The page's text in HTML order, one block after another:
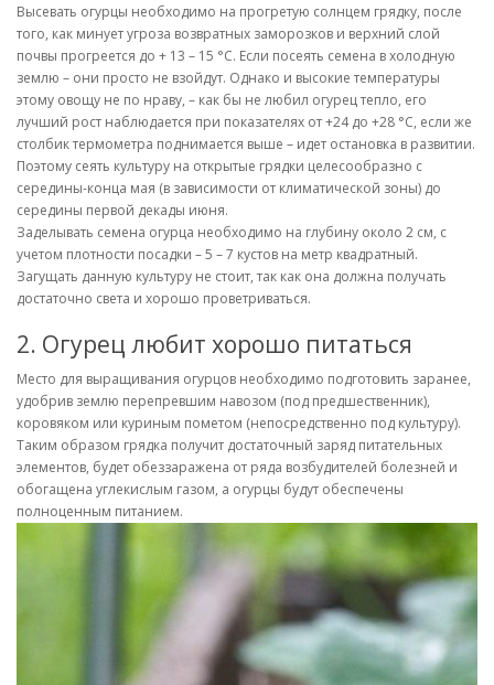
Высевать огурцы необходимо на прогретую солнцем грядку, после
того, как минует угроза возвратных заморозков и верхний слой
почвы прогреется до + 13 – 15 °С. Если посеять семена в холодную
землю – они просто не взойдут. Однако и высокие температуры
этому овощу не по нраву, – как бы не любил огурец тепло, его
лучший рост наблюдается при показателях от +24 до +28 °С, если же
столбик термометра поднимается выше – идет остановка в развитии.
Поэтому сеять культуру на открытые грядки целесообразно с
середины-конца мая (в зависимости от климатической зоны) до
середины первой декады июня.
Заделывать семена огурца необходимо на глубину около 2 см, с
учетом плотности посадки – 5 – 7 кустов на метр квадратный.
Загущать данную культуру не стоит, так как она должна получать
достаточно света и хорошо проветриваться.
2. Огурец любит хорошо питаться
Место для выращивания огурцов необходимо подготовить заранее,
удобрив землю перепревшим навозом (под предшественник),
коровяком или куриным пометом (непосредственно под культуру).
Таким образом грядка получит достаточный заряд питательных
элементов, будет обеззаражена от ряда возбудителей болезней и
обогащена углекислым газом, а огурцы будут обеспечены
полноценным питанием.